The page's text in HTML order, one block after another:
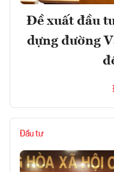
Đề xuất đầu
dựng đường
Đầu tư